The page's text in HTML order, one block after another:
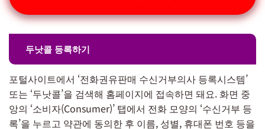
두낫콜 등록하기
포털사이트에서 ‘전화권유판매 수신거부의사 등록시스템’
또는 ‘두낫콜’을 검색해 홈페이지에 접속하면 돼요. 화면 중
앙의 ‘소비자(Consumer)’ 탭에서 전화 모양의 ‘수신거부 등
록’을 누르고 약관에 동의한 후 이름, 성별, 휴대폰 번호 등을